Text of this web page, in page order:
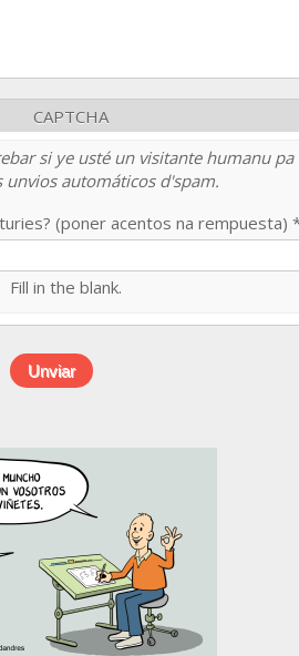
CAPTCHA
si ye usté un visitante humanu pa
unvios automáticos d'spam.
(poner acentos na rempuesta)
Fill in the blank.